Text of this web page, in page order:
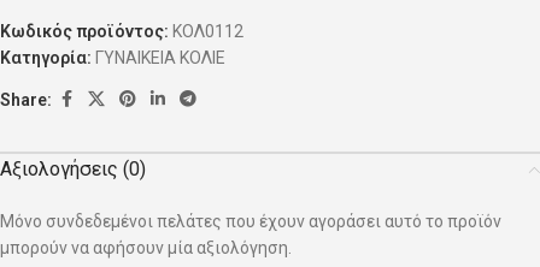
Κωδικός προϊόντος: ΚΟΛ0112
Κατηγορία: ΓΥΝΑΙΚΕΙΑ ΚΟΛΙΕ
Share:
Αξιολογήσεις (0)
Μόνο συνδεδεμένοι πελάτες που έχουν αγοράσει αυτό το προϊόν
μπορούν να αφήσουν μία αξιολόγηση.